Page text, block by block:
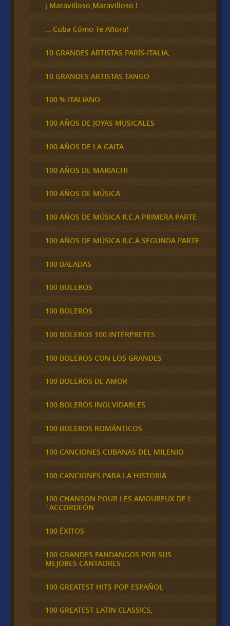
¡ Maravilloso,Maravilloso !
… Cuba Cómo Te Añoro!
10 GRANDES ARTISTAS PARÍS-ITALIA,
10 GRANDES ARTISTAS TANGO
100 % ITALIANO
100 AÑOS DE JOYAS MUSICALES
100 AÑOS DE LA GAITA
100 AÑOS DE MARIACHI
100 AÑOS DE MÚSICA
100 AÑOS DE MÚSICA R.C.A PRIMERA PARTE
100 AÑOS DE MÚSICA R.C.A SEGUNDA PARTE
100 BALADAS
100 BOLEROS
100 BOLEROS
100 BOLEROS 100 INTÉRPRETES
100 BOLEROS CON LOS GRANDES
100 BOLEROS DE AMOR
100 BOLEROS INOLVIDABLES
100 BOLEROS ROMÁNTICOS
100 CANCIONES CUBANAS DEL MILENIO
100 CANCIONES PARA LA HISTORIA
100 CHANSON POUR LES AMOUREUX DE L
´ACCORDEÓN
100 ÉXITOS
100 GRANDES FANDANGOS POR SUS
MEJORES CANTAORES
100 GREATEST HITS POP ESPAÑOL
100 GREATEST LATIN CLASSICS,